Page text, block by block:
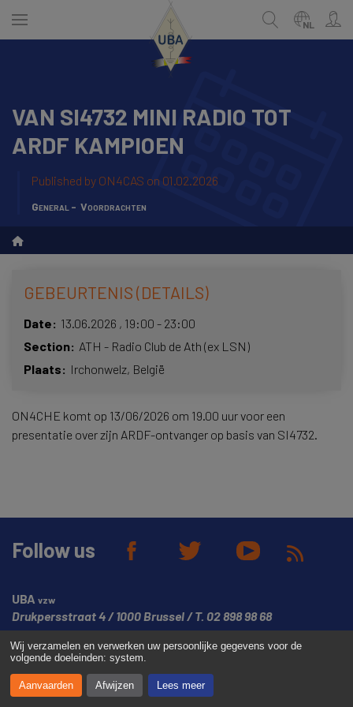
Wij verzamelen en verwerken uw persoonlijke gegevens voor de
volgende doeleinden: system.
Aanvaarden Afwijzen Lees meer
NL
NEDERLANDS
FRANÇAIS
Zoek
VAN SI4732 MINI RADIO TOT
ARDF KAMPIOEN
Published by ON4CAS on 01.02.2026
General Voordrachten
GEBEURTENIS (DETAILS)
Date 13.06.2026 , 19:00 - 23:00
Section
ATH - Radio Club de Ath (ex LSN)
Plaats
Irchonwelz België
ON4CHE komt op 13/06/2026 om 19.00 uur voor een
presentatie over zijn ARDF-ontvanger op basis van SI4732.
Follow us
UBA vzw
Drukpersstraat 4 1000 Brussel T. 02 898 98 68
© Copyright UBA 2026 Website created by
Vrijwaringsverklaring Cookiebeleid